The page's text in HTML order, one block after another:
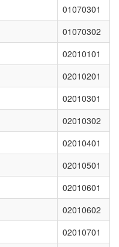
01070301
01070302
02010101
02010201
02010301
02010302
02010401
02010501
02010601
02010602
02010701